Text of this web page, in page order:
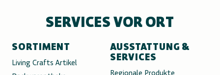
SERVICES VOR ORT
SORTIMENT
Living Crafts Artikel
AUSSTATTUNG &
SERVICES
Regionale Produkte